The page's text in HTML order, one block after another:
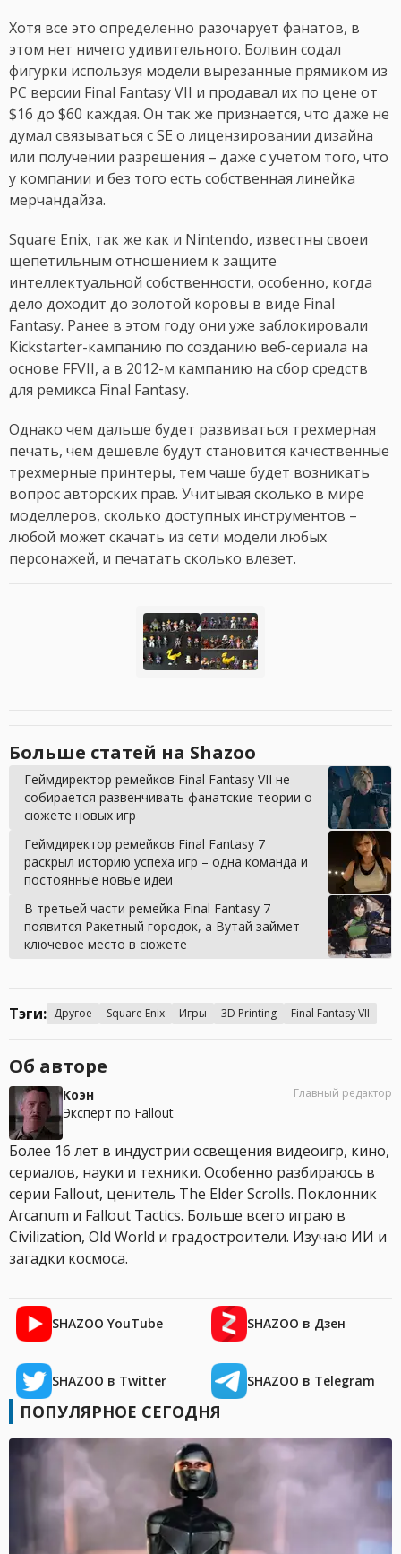
Хотя все это определенно разочарует фанатов, в
этом нет ничего удивительного. Болвин содал
фигурки используя модели вырезанные прямиком из
PC версии Final Fantasy VII и продавал их по цене от
$16 до $60 каждая. Он так же признается, что даже не
думал связываться с SE о лицензировании дизайна
или получении разрешения – даже с учетом того, что
у компании и без того есть собственная линейка
мерчандайза.
Square Enix, так же как и Nintendo, известны своеи
щепетильным отношением к защите
интеллектуальной собственности, особенно, когда
дело доходит до золотой коровы в виде Final
Fantasy. Ранее в этом году они уже заблокировали
Kickstarter-кампанию по созданию веб-сериала на
основе FFVII, а в 2012-м кампанию на сбор средств
для ремикса Final Fantasy.
Однако чем дальше будет развиваться трехмерная
печать, чем дешевле будут становится качественные
трехмерные принтеры, тем чаше будет возникать
вопрос авторских прав. Учитывая сколько в мире
моделлеров, сколько доступных инструментов –
любой может скачать из сети модели любых
персонажей, и печатать сколько влезет.
Больше статей на Shazoo
Геймдиректор ремейков Final Fantasy VII не
собирается развенчивать фанатские теории о
сюжете новых игр
Геймдиректор ремейков Final Fantasy 7
раскрыл историю успеха игр – одна команда и
постоянные новые идеи
В третьей части ремейка Final Fantasy 7
появится Ракетный городок, а Вутай займет
ключевое место в сюжете
Тэги: Другое Square Enix Игры 3D Printing Final Fantasy VII
Об авторе
Коэн
Эксперт по Fallout
Главный редактор
Более 16 лет в индустрии освещения видеоигр, кино,
сериалов, науки и техники. Особенно разбираюсь в
серии Fallout, ценитель The Elder Scrolls. Поклонник
Arcanum и Fallout Tactics. Больше всего играю в
Civilization, Old World и градостроители. Изучаю ИИ и
загадки космоса.
SHAZOO YouTube SHAZOO в Дзен
SHAZOO в Twitter SHAZOO в Telegram
ПОПУЛЯРНОЕ СЕГОДНЯ